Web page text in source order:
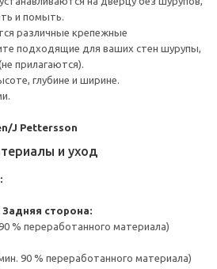
и помыть.
различные крепежные
подходящие для ваших стен шурупы,
прилагаются).
глубине и ширине.
J Pettersson
и уход
сторона:
% переработанного материала)
90 % переработанного материала)